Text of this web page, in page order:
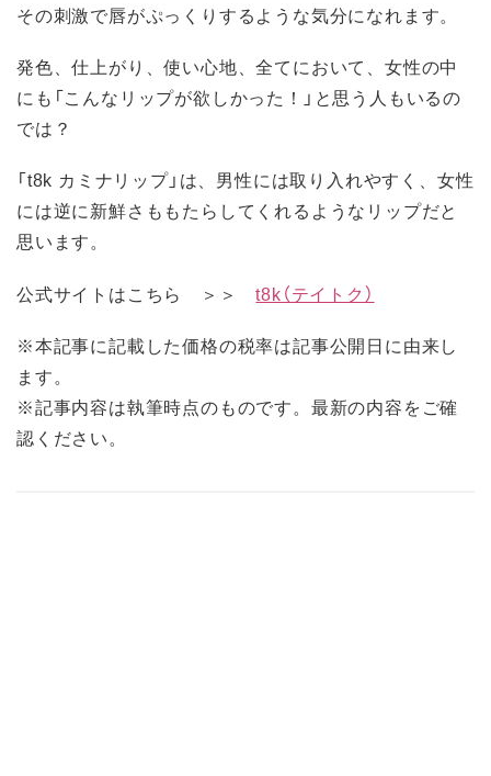
その刺激で唇がぷっくりするような気分になれます。
発色、仕上がり、使い心地、全てにおいて、女性の中
にも「こんなリップが欲しかった！」と思う人もいるの
では？
「t8k カミナリップ」は、男性には取り入れやすく、女性
には逆に新鮮さももたらしてくれるようなリップだと
思います。
公式サイトはこちら ＞＞t8k（テイトク）
※本記事に記載した価格の税率は記事公開日に由来し
ます。
※記事内容は執筆時点のものです。最新の内容をご確
認ください。